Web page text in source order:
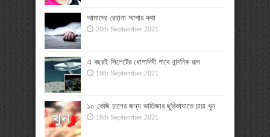
আমাদের রেহানা আপার কথা
20th September 2021
এ বছরই সিলেটের ধোপাদিঘী পাবে নান্দনিক রূপ
19th September 2021
১০ কেজি চালের জন্য ভাতিজার ছুরিকাঘাতে চাচা খুন
16th September 2021